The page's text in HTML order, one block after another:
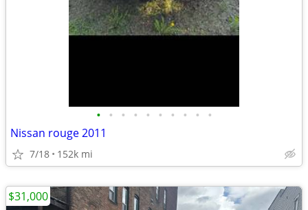
• • • • • • • • • •
Nissan rouge 2011
7/18 152k mi
$31,000